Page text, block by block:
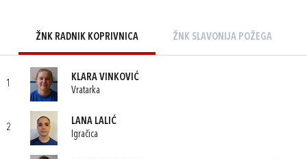
ŽNK RADNIK KOPRIVNICA ŽNK SLAVONIJA POŽEGA
1
KLARA VINKOVIĆ
Vratarka
2
LANA LALIĆ
Igračica